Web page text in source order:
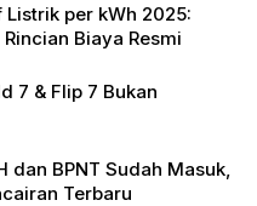
per kWh 2025:
Biaya Resmi
7 & Flip 7 Bukan
dan BPNT Sudah Masuk,
Terbaru